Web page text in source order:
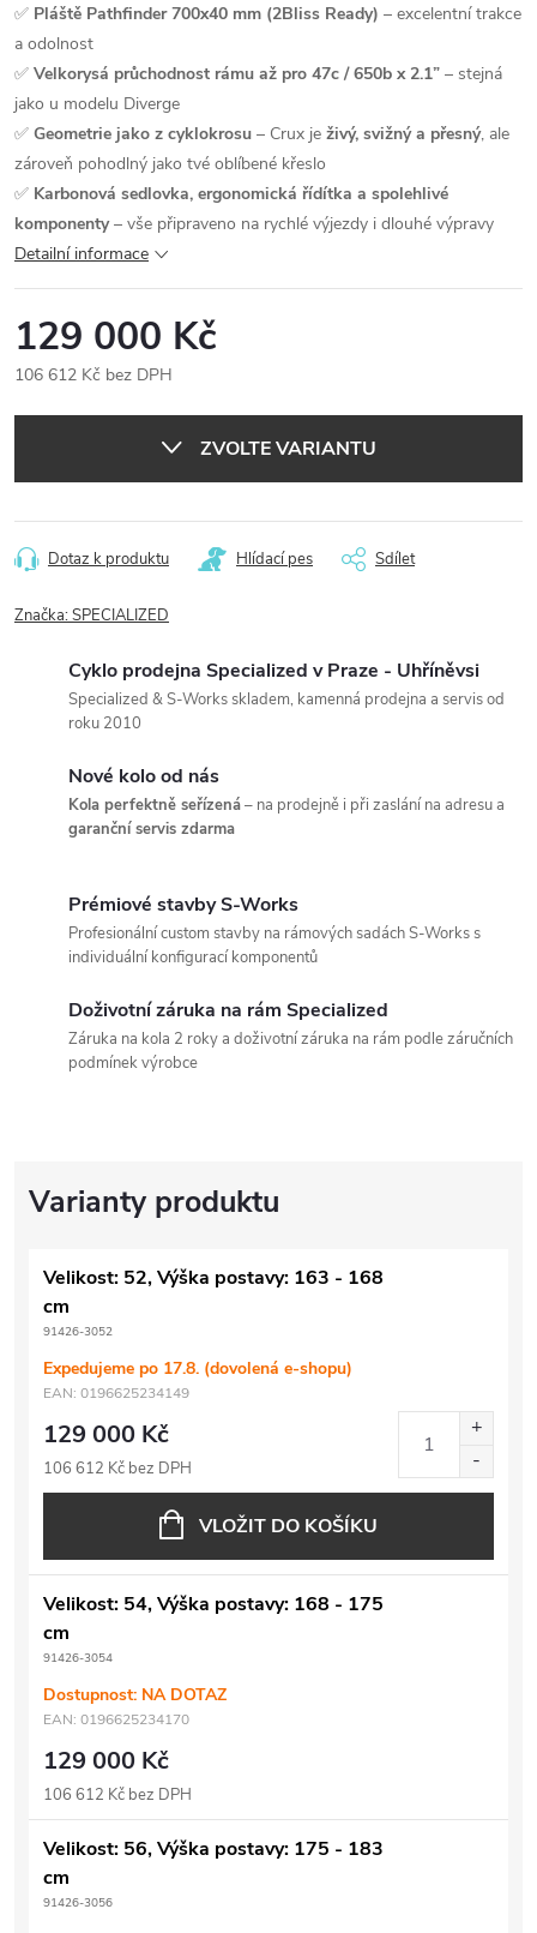
✅ Pláště Pathfinder 700x40 mm (2Bliss Ready) – excelentní trakce
a odolnost
✅ Velkorysá průchodnost rámu až pro 47c / 650b x 2.1” – stejná
jako u modelu Diverge
✅ Geometrie jako z cyklokrosu – Crux je živý, svižný a přesný, ale
zároveň pohodlný jako tvé oblíbené křeslo
✅ Karbonová sedlovka, ergonomická řídítka a spolehlivé
komponenty– vše připraveno na rychlé výjezdy i dlouhé výpravy
Detailní informace
129 000 Kč
106 612 Kč bez DPH
ZVOLTE VARIANTU
Dotaz k produktu Hlídací pes Sdílet
Značka:SPECIALIZED
Cyklo prodejna Specialized v Praze - Uhříněvsi
Specialized & S-Works skladem, kamenná prodejna a servis od
roku 2010
Nové kolo od nás
Kola perfektně seřízená– na prodejně i při zaslání na adresu a
garanční servis zdarma
Prémiové stavby S-Works
Profesionální custom stavby na rámových sadách S-Works s
individuální konfigurací komponentů
Doživotní záruka na rám Specialized
Záruka na kola 2 roky a doživotní záruka na rám podle záručních
podmínek výrobce
Velikost: 52, Výška postavy: 163 - 168
cm
91426-3052
Expedujeme po 17.8. (dovolená e-shopu)
EAN: 0196625234149
129 000 Kč
106 612 Kč bez DPH
VLOŽIT DO KOŠÍKU
Velikost: 54, Výška postavy: 168 - 175
cm
91426-3054
Dostupnost: NA DOTAZ
EAN: 0196625234170
129 000 Kč
106 612 Kč bez DPH
Velikost: 56, Výška postavy: 175 - 183
cm
91426-3056